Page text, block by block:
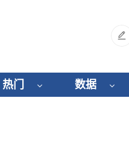
热门 数据